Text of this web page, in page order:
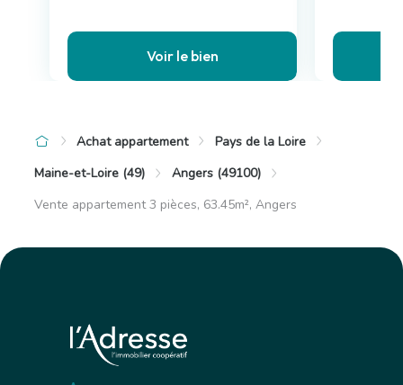
Voir le bien
Achat appartement
Pays de la Loire
Maine-et-Loire (49)
Angers (49100)
Vente appartement 3 pièces, 63.45m², Angers